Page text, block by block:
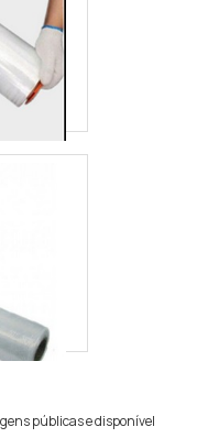
públicas e disponível